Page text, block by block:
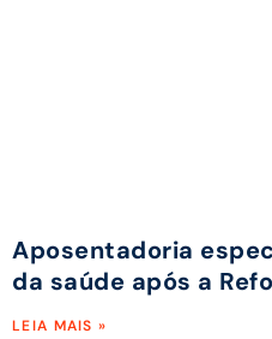
Aposentadoria
da saúde após a
LEIA MAIS »